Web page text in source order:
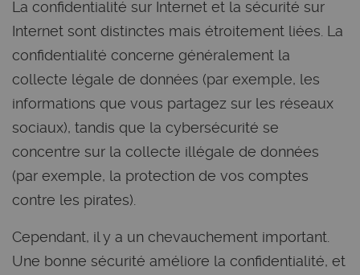
La confidentialité sur Internet et la sécurité sur
Internet sont distinctes mais étroitement liées. La
confidentialité concerne généralement la
collecte légale de données (par exemple, les
informations que vous partagez sur les réseaux
sociaux), tandis que la cybersécurité se
concentre sur la collecte illégale de données
(par exemple, la protection de vos comptes
contre les pirates).
Cependant, il y a un chevauchement important.
Une bonne sécurité améliore la confidentialité, et